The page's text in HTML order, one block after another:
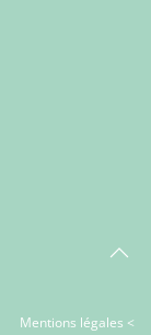
Mentions légales <